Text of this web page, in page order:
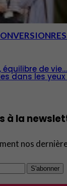
équilibre de
dans les
à la
nos
S'abonner